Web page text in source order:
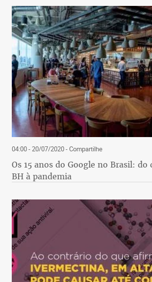
04:00 - 20/07/2020- Compartilhe
Os 15 anos do Google no Brasil: do
BH à pandemia